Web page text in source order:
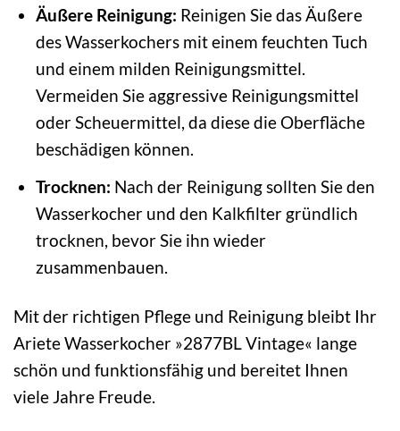
Äußere Reinigung: Reinigen Sie das Äußere
des Wasserkochers mit einem feuchten Tuch
und einem milden Reinigungsmittel.
Vermeiden Sie aggressive Reinigungsmittel
oder Scheuermittel, da diese die Oberfläche
beschädigen können.
Trocknen: Nach der Reinigung sollten Sie den
Wasserkocher und den Kalkfilter gründlich
trocknen, bevor Sie ihn wieder
zusammenbauen.
Mit der richtigen Pflege und Reinigung bleibt Ihr
Ariete Wasserkocher »2877BL Vintage« lange
schön und funktionsfähig und bereitet Ihnen
viele Jahre Freude.